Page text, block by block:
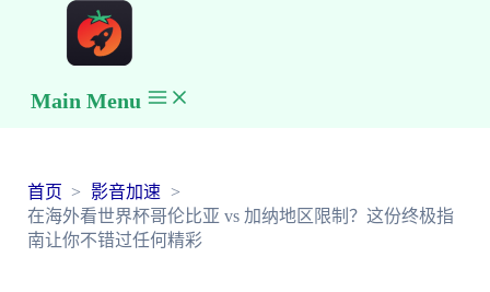
Main Menu
首页
影音加速
在海外看世界杯哥伦比亚 vs 加纳地区限制？这份终极指
南让你不错过任何精彩